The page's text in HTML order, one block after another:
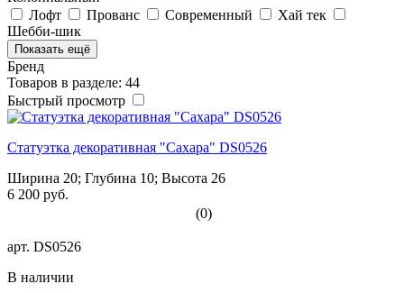
Лофт
Прованс Современный
Хай тек
Шебби-шик
Показать ещё
Бренд
Товаров в разделе: 44
Быстрый просмотр
Статуэтка декоративная "Сахара" DS0526
Ширина 20; Глубина 10; Высота 26
6 200 руб.
(0)
арт. DS0526
В наличии